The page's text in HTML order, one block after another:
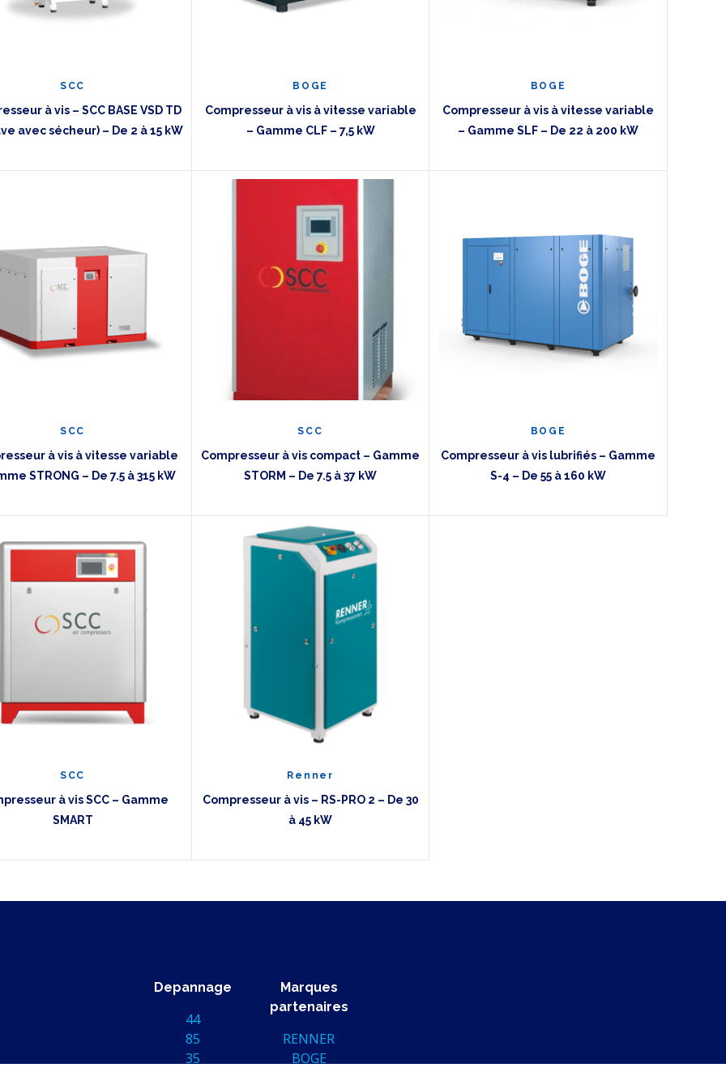
SCC
à vis – SCC BASE VSD TD
avec sécheur) – De 2 à 15 kW
BOGE
Compresseur à vis à vitesse variable
– Gamme CLF – 7,5 kW
BOGE
Compresseur à vis à vitesse variable
– Gamme SLF – De 22 à 200 kW
SCC
à vis à vitesse variable
STRONG – De 7.5 à 315 kW
SCC
Compresseur à vis compact – Gamme
STORM – De 7.5 à 37 kW
BOGE
Compresseur à vis lubrifiés – Gamme
S-4 – De 55 à 160 kW
SCC
à vis SCC – Gamme
SMART
Renner
Compresseur à vis – RS-PRO 2 – De 30
à 45 kW
Depannage
44
85
35
Marques
partenaires
RENNER
BOGE